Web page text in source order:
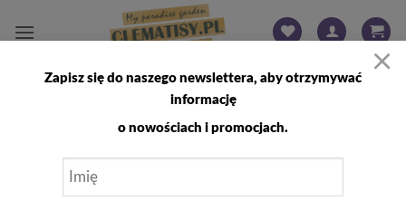
FILTRUJ
×
Zapisz się do naszego newslettera, aby otrzymywać
informację
o nowościach i promocjach.